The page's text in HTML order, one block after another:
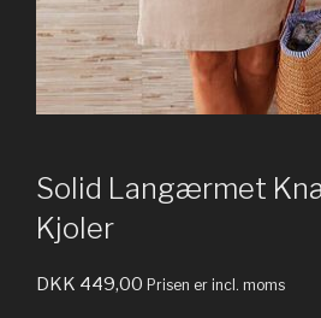
Solid Langærmet
Kjoler
DKK 449,00 Prisen er incl. moms